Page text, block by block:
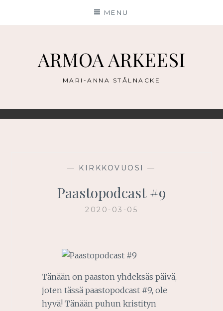
MENU
ARMOA ARKEESI
MARI-ANNA STÅLNACKE
— KIRKKOVUOSI —
Paastopodcast #9
2020-03-05
Tänään on paaston yhdeksäs päivä,
joten tässä paastopodcast #9, ole
hyvä! Tänään puhun kristityn